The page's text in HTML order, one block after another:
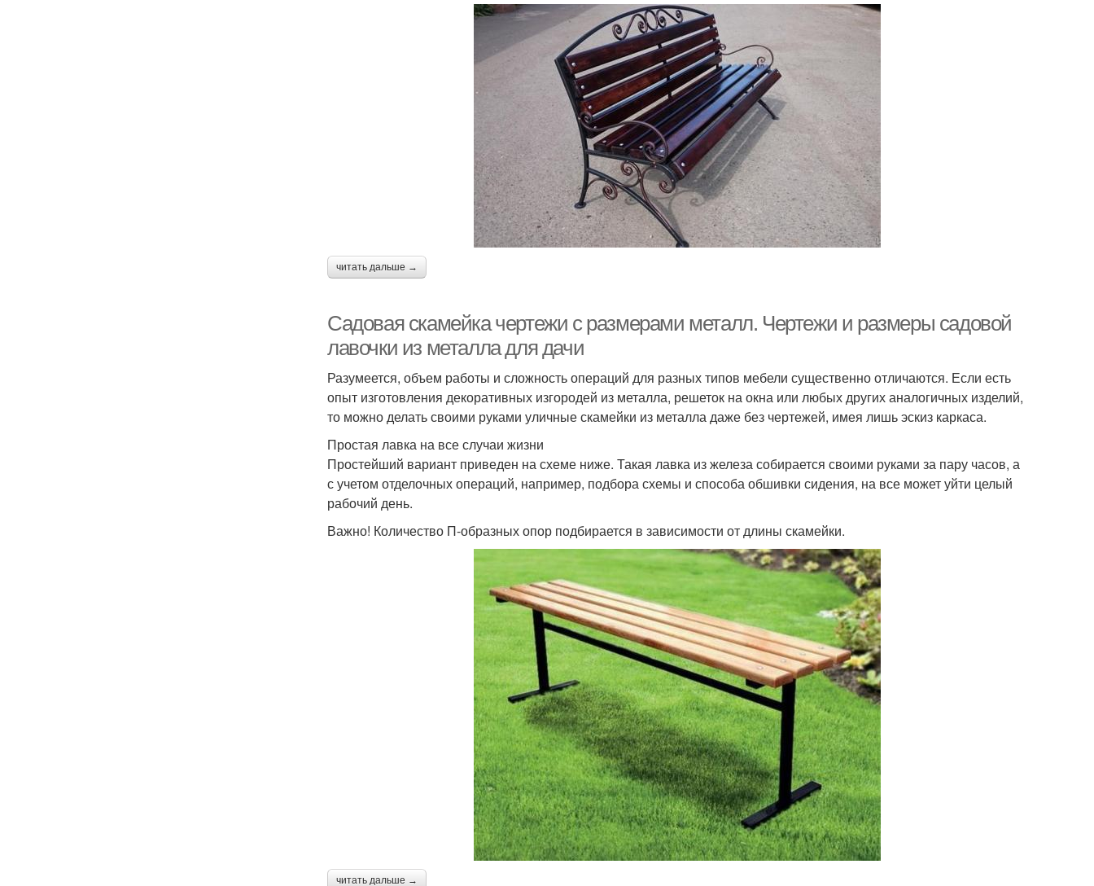
читать дальше →
Садовая скамейка чертежи с размерами металл. Чертежи и размеры садовой
лавочки из металла для дачи
Разумеется, объем работы и сложность операций для разных типов мебели существенно отличаются. Если есть
опыт изготовления декоративных изгородей из металла, решеток на окна или любых других аналогичных изделий,
то можно делать своими руками уличные скамейки из металла даже без чертежей, имея лишь эскиз каркаса.
Простая лавка на все случаи жизни
Простейший вариант приведен на схеме ниже. Такая лавка из железа собирается своими руками за пару часов, а
с учетом отделочных операций, например, подбора схемы и способа обшивки сидения, на все может уйти целый
рабочий день.
Важно! Количество П-образных опор подбирается в зависимости от длины скамейки.
читать дальше →